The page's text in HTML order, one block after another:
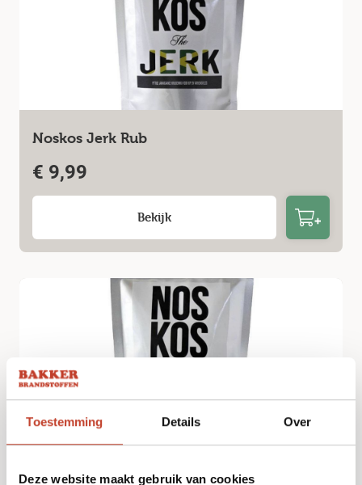
Toestemming Details Over
Deze website maakt gebruik van cookies
Noskos Jerk Rub
€ 9,99
Bekijk